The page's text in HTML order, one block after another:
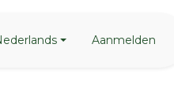
Aanmelden